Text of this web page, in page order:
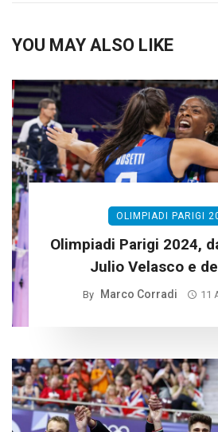
YOU MAY ALSO LIKE
OLIMPIADI PARIGI
Olimpiadi Parigi 2024,
Julio Velasco e
By Marco Corradi 11